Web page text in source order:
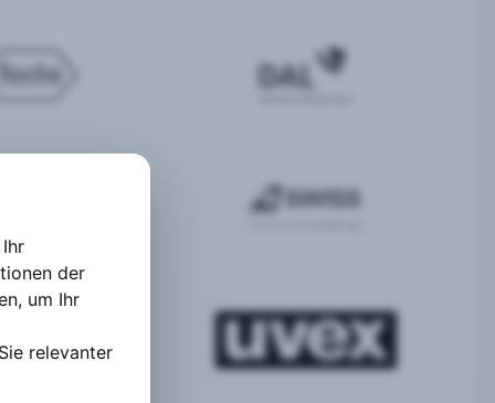
der
, um Ihr
relevanter